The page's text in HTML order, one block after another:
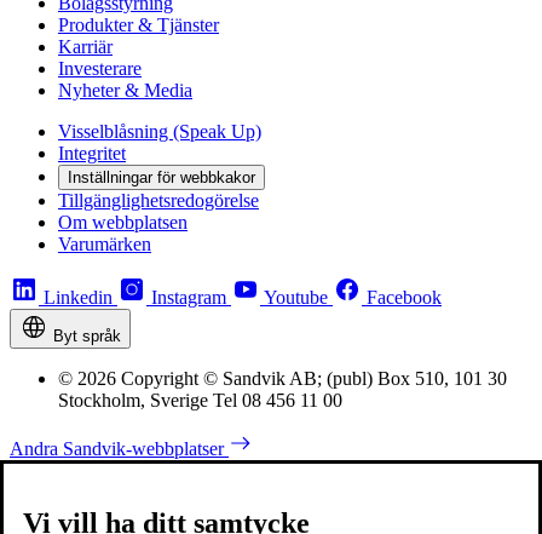
Produkter & Tjänster
Karriär
Investerare
Nyheter & Media
Visselblåsning (Speak Up)
Integritet
Inställningar för webbkakor
Tillgänglighetsredogörelse
Om webbplatsen
Varumärken
Linkedin Instagram Youtube Facebook
Byt språk
© 2026 Copyright © Sandvik AB; (publ) Box 510, 101 30
Stockholm, Sverige Tel 08 456 11 00
Andra Sandvik-webbplatser
Vi vill ha ditt samtycke